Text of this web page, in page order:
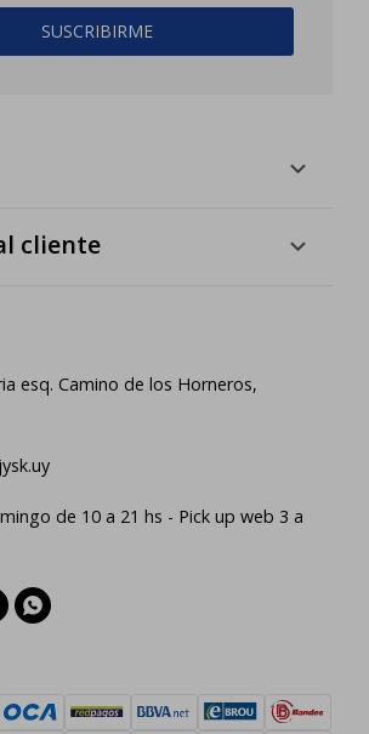
SUSCRIBIRME
cliente
esq. Camino de los Horneros,
de 10 a 21 hs - Pick up web 3 a
